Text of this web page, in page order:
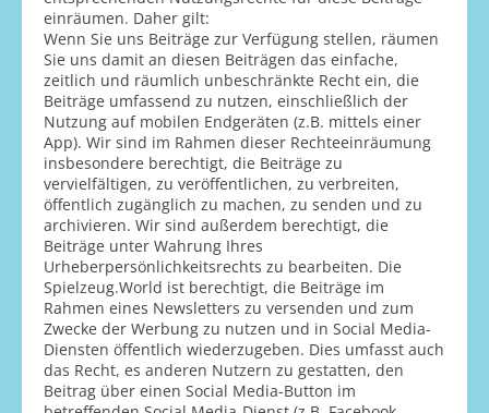
einräumen. Daher gilt:
Wenn Sie uns Beiträge zur Verfügung stellen, räumen
Sie uns damit an diesen Beiträgen das einfache,
zeitlich und räumlich unbeschränkte Recht ein, die
Beiträge umfassend zu nutzen, einschließlich der
Nutzung auf mobilen Endgeräten (z.B. mittels einer
App). Wir sind im Rahmen dieser Rechteeinräumung
insbesondere berechtigt, die Beiträge zu
vervielfältigen, zu veröffentlichen, zu verbreiten,
öffentlich zugänglich zu machen, zu senden und zu
archivieren. Wir sind außerdem berechtigt, die
Beiträge unter Wahrung Ihres
Urheberpersönlichkeitsrechts zu bearbeiten. Die
Spielzeug.World ist berechtigt, die Beiträge im
Rahmen eines Newsletters zu versenden und zum
Zwecke der Werbung zu nutzen und in Social Media-
Diensten öffentlich wiederzugeben. Dies umfasst auch
das Recht, es anderen Nutzern zu gestatten, den
Beitrag über einen Social Media-Button im